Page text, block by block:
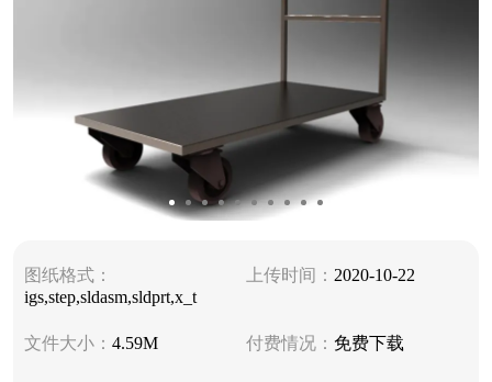
图纸格式：
igs,step,sldasm,sldprt,x_t
上传时间： 2020-10-22
文件大小： 4.59M 付费情况： 免费下载